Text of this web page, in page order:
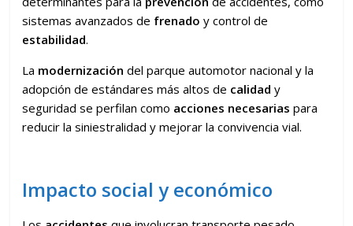
sistemas avanzados de frenado y control de
estabilidad.
La modernización del parque automotor nacional y la
adopción de estándares más altos de calidad y
seguridad se perfilan como acciones necesarias para
reducir la siniestralidad y mejorar la convivencia vial.
Impacto social y económico